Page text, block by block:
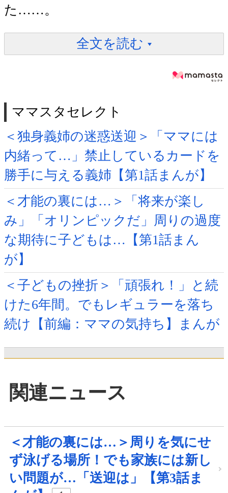
た……。
全文を読む
ママスタセレクト
＜独身義姉の迷惑送迎＞「ママには
内緒って…」禁止しているカードを
勝手に与える義姉【第1話まんが】
＜才能の裏には…＞「将来が楽し
み」「オリンピックだ」周りの過度
な期待に子どもは…【第1話まん
が】
＜子どもの挫折＞「頑張れ！」と続
けた6年間。でもレギュラーを落ち
続け【前編：ママの気持ち】まんが
関連ニュース
＜才能の裏には…＞周りを気にせ
ず泳げる場所！でも家族には新し
い問題が…「送迎は」【第3話ま